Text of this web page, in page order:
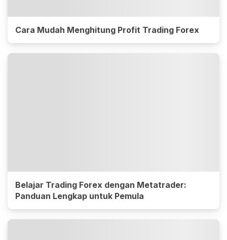
Cara Mudah Menghitung Profit Trading Forex
Belajar Trading Forex dengan Metatrader:
Panduan Lengkap untuk Pemula